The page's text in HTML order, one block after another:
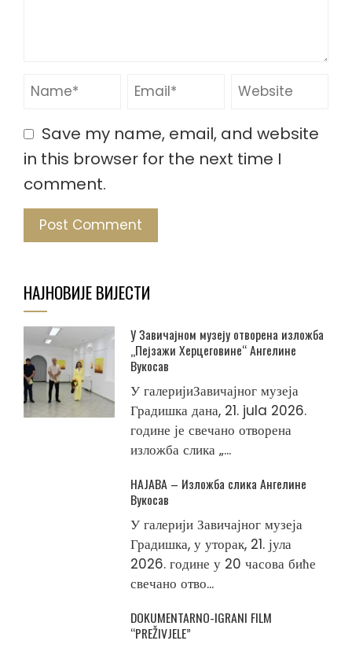
Save my name, email, and website
in this browser for the next time I
comment.
НАЈНОВИЈЕ ВИЈЕСТИ
У Завичајном музеју отворена изложба
„Пејзажи Херцеговине“ Ангелине
Вукосав
У галеријиЗавичајног музеја
Градишка дана, 21. jula 2026.
године је свечано отворена
изложба слика „...
НАЈАВА – Изложба слика Ангелине
Вукосав
У галерији Завичајног музеја
Градишка, у уторак, 21. јула
2026. године у 20 часова биће
свечано отво...
DOKUMENTARNO-IGRANI FILM
“PREŽIVJELE”